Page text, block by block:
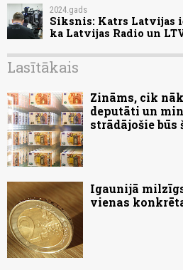
2024.gads
Siksnis: Katrs Latvijas
ka Latvijas Radio un
Lasītākais
Zināms, cik
deputāti un
strādājošie būs
Igaunijā
vienas